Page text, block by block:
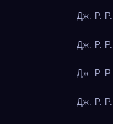
Дж. Р. Р.
Дж. Р. Р.
Дж. Р. Р.
Дж. Р. Р.